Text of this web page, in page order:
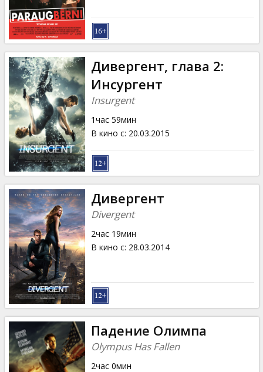
Дивергент, глава 2:
Инсургент
Insurgent
1час 59мин
В кино с: 20.03.2015
Дивергент
Divergent
2час 19мин
В кино с: 28.03.2014
Падение Олимпа
Olympus Has Fallen
2час 0мин